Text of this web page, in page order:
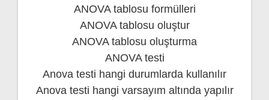
ANOVA tablosu formülleri
ANOVA tablosu oluştur
ANOVA tablosu oluşturma
ANOVA testi
Anova testi hangi durumlarda kullanılır
Anova testi hangi varsayım altında yapılır